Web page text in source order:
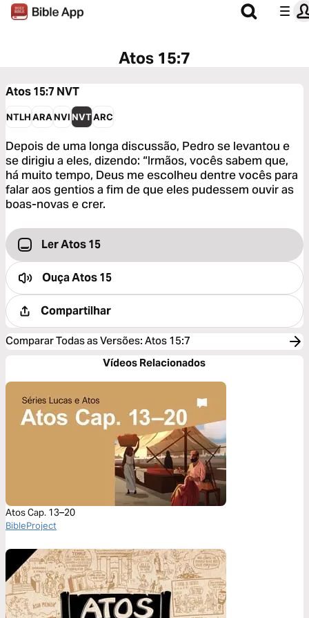
Atos 15:7
Atos 15:7 NVT
NTLHARANVINVTARC
Depois de uma longa discussão, Pedro se levantou e
se dirigiu a eles, dizendo: “Irmãos, vocês sabem que,
há muito tempo, Deus me escolheu dentre vocês para
falar aos gentios a fim de que eles pudessem ouvir as
boas-novas e crer.
Ler Atos 15
OuçaAtos 15
Compartilhar
Comparar Todas as Versões: Atos 15:7
Vídeos Relacionados
Atos Cap. 13–20
BibleProject